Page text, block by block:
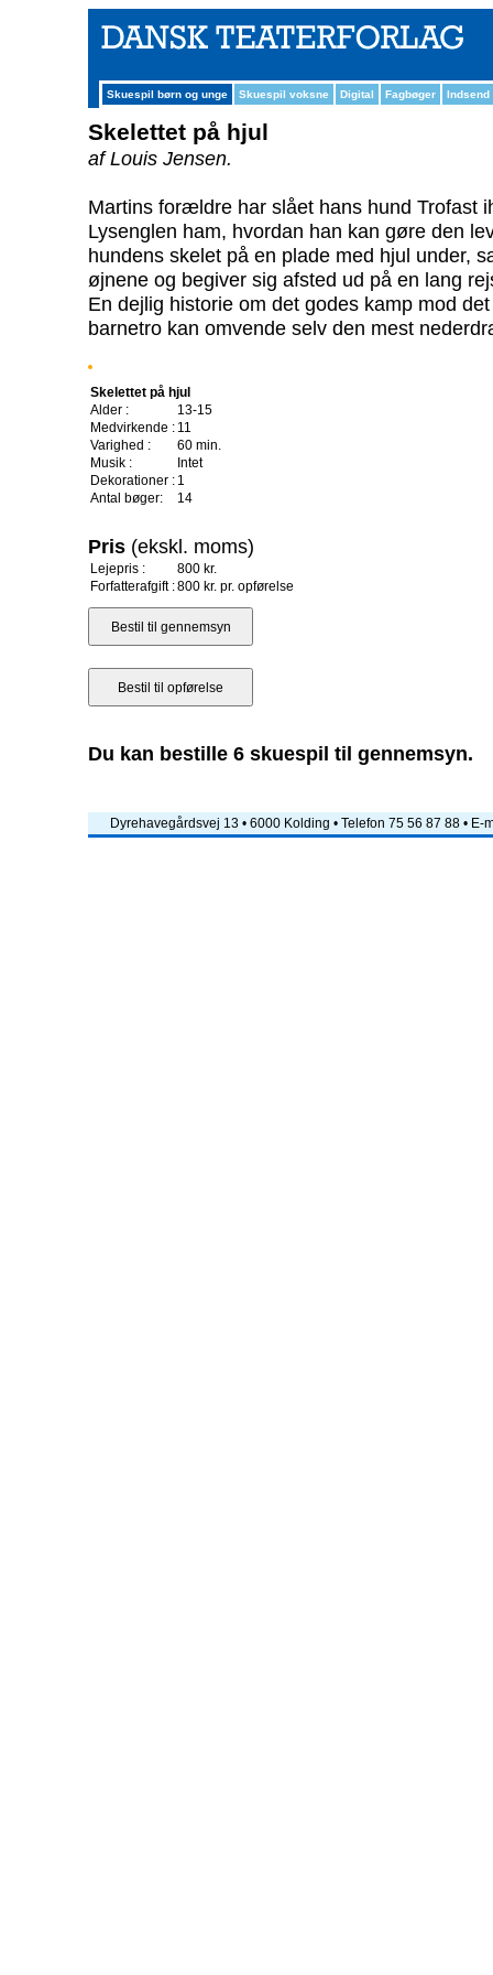
Skuespil børn og unge Skuespil voksne Digital Fagbøger Indsend
Skelettet på hjul
af Louis Jensen.
Martins forældre har slået hans hund Trofast
Lysenglen ham, hvordan han kan gøre den
hundens skelet på en plade med hjul under,
øjnene og begiver sig afsted ud på en lang
En dejlig historie om det godes kamp mod
barnetro kan omvende selv den mest
Skelettet på hjul
Alder :
13-15
Medvirkende : 11
Varighed :
60 min.
Musik :
Intet
Dekorationer : 1
Antal bøger:
14
Pris (ekskl. moms)
Lejepris :
800 kr.
Forfatterafgift :800 kr. pr. opførelse
Du kan bestille 6 skuespil til gennemsyn.
Dyrehavegårdsvej 13 • 6000 Kolding • Telefon 75 56 87 88 • E-